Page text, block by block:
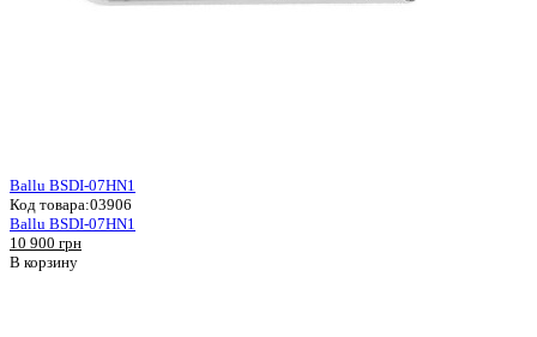
Ballu BSDI-07HN1
Код товара:03906
Ballu BSDI-07HN1
10 900 грн
В корзину